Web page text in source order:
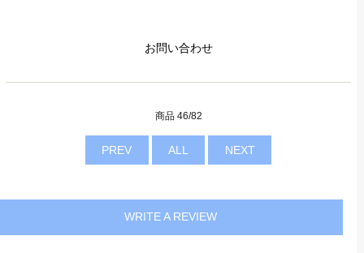
お問い合わせ
商品 46/82
PREV ALL NEXT
WRITE A REVIEW